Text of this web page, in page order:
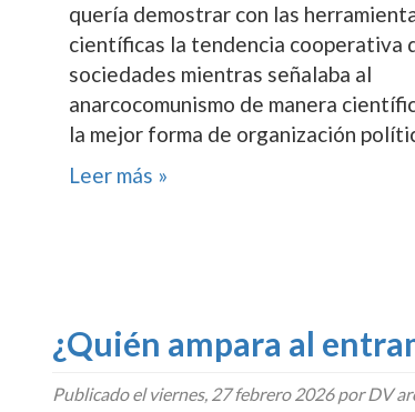
quería demostrar con las
científicas la tendencia cooperativa
sociedades mientras señalaba al
anarcocomunismo de manera
la mejor forma de organización
Leer más »
¿Quién ampara al
Publicado elviernes, 27 febrero 2026por DV